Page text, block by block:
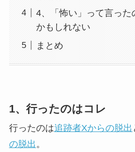
4、「怖い」って言った
かもしれない
まとめ
1、行ったのはコレ
行ったのは追跡者Xからの脱出
の脱出 。